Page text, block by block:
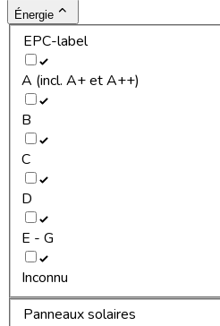
Énergie
EPC-label
A (incl. A+ et A++)
B
C
D
E - G
Inconnu
Panneaux solaires